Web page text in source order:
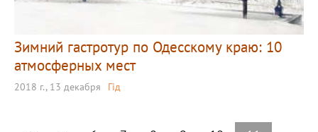
Зимний гастротур по Одесскому краю: 10
атмосферных мест
2018 г., 13 декабря Гід